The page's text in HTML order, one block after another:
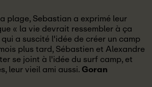
plage, Sebastian a exprimé leur
« la vie devrait ressembler à ça
a suscité l'idée de créer un camp
plus tard, Sébastien et Alexandre
se joint à l'idée du surf camp, et
leur vieil ami aussi.Goran